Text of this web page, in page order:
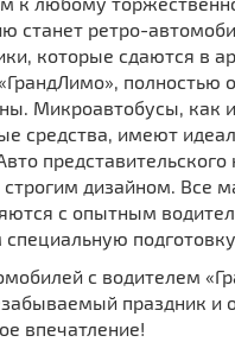
станет ретро-
которые сдаются в
полностью
Микроавтобусы, как
средства, имеют
представительского
строгим дизайном. Все
с опытным
с водителем
праздник и
впечатление!